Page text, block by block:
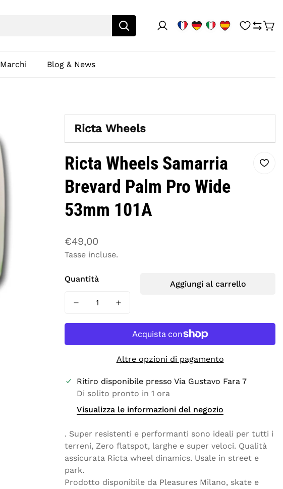
Marchi Blog & News
Ricta Wheels
Ricta Wheels Samarria
Brevard Palm Pro Wide
53mm 101A
Prezzo
regolare
€49,00
Tasse incluse.
Quantità
Aggiungi al carrello
Altre opzioni di pagamento
Ritiro disponibile presso Via Gustavo Fara 7
Di solito pronto in 1 ora
Visualizza le informazioni del negozio
. Super resistenti e performanti sono ideali per tutti i
terreni, Zero flatspot, larghe e super veloci. Qualità
assicurata Ricta wheel dinamics. Usale in street e
park.
Prodotto disponibile da Pleasures Milano, skate e